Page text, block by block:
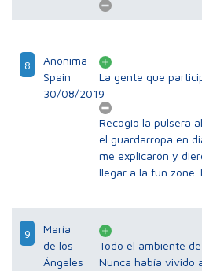
8
Anonima
Spain
30/08/2019
La gente que
Recogio la pulsera
el guardarropa en
me explicarón y
llegar a la fun zone.
9
María
de los
Ángeles
Todo el ambiente
Nunca había vivido